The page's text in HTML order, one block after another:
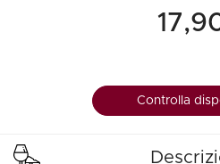
Controlla